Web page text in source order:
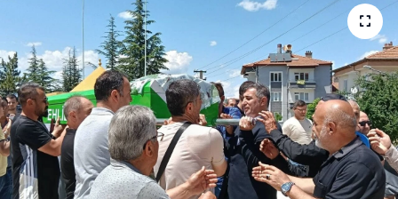
Kargı
Laçin
Mecitözü
Haber Arşivi